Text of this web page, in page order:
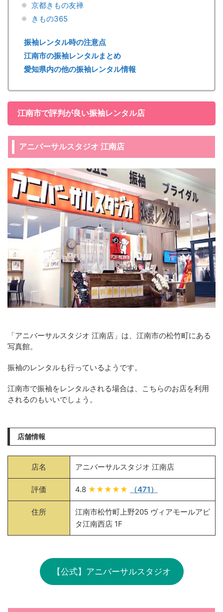
京都きもの友禅
きもの365
振袖レンタル時の注意点
江南市の振袖レンタルまとめ
愛知県内の他の振袖レンタル情報
江南市で評判が良い振袖レンタル店
アニバーサルスタジオ 江南店
「アニバーサルスタジオ 江南店」は、江南市の松竹町にある
写真館。
振袖のレンタルも行っているようです。
江南市で振袖をレンタルされる場合は、こちらのお店を利用
されるのもいいでしょう。
店舗情報
店名 アニバーサルスタジオ 江南店
評価 4.8 ★★★★★ （471）
住所
江南市松竹町上野205 ヴィアモールアピ
タ江南西店 1F
【公式】アニバーサルスタジオ